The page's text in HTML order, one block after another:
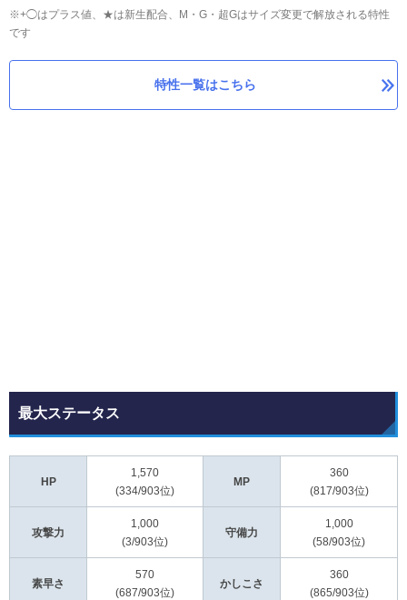
※+◯はプラス値、★は新生配合、M・G・超Gはサイズ変更で解放される特性
です
特性一覧はこちら
最大ステータス
HP
1,570
(334/903位)
MP
360
(817/903位)
攻撃力
1,000
(3/903位)
守備力
1,000
(58/903位)
素早さ
570
(687/903位)
かしこさ
360
(865/903位)